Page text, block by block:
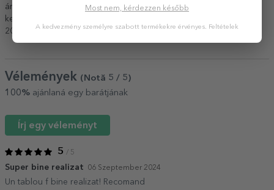
áron
Egyedi festmények ,Egyedi festmények,Ajándékok 60%
kedvezménnyel
2025
Legkelendőbb egyedi festmények.
Vélemények (Notă 5 / 5 )
100% ajánlaná egy barátjának
Írj egy véleményt
5 / 5
Super bine realizat 06 Szeptember 2024
Un tablou f bine realizat! Recomand
Most nem, kérdezzen később
A kedvezmény személyre szabott termékekre érvényes. Feltételek